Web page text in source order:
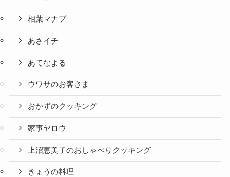
相葉マナブ
あさイチ
あてなよる
ウワサのお客さま
おかずのクッキング
家事ヤロウ
上沼恵美子のおしゃべりクッキング
きょうの料理